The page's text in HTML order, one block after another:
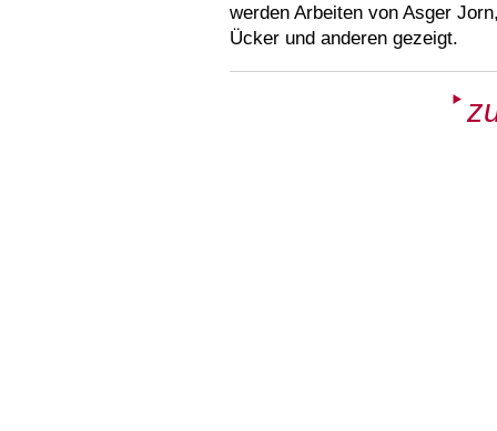
werden Arbeiten von Asger
Ücker und anderen gezeigt.